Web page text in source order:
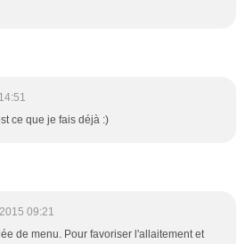
ce que je fais déjà :)
09:21
de menu. Pour favoriser l'allaitement et